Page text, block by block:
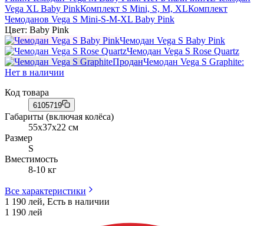
Vega XL Baby PinkКомплект S Mini, S, M, XLКомплект
Чемоданов Vega S Mini-S-M-XL Baby Pink
Цвет: Baby Pink
Чемодан Vega S Baby Pink
Чемодан Vega S Rose Quartz
ПроданЧемодан Vega S Graphite:
Нет в наличии
Код товара
6105719
Габариты (включая колёса)
55х37х22 см
Размер
S
Вместимость
8-10 кг
Все характеристики
1 190 лей, Есть в наличии
1 190 лей